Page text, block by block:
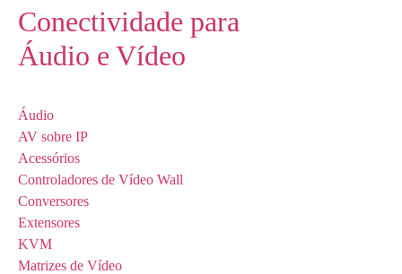
Conectividade para
Áudio e Vídeo
Áudio
AV sobre IP
Acessórios
Controladores de Vídeo Wall
Conversores
Extensores
KVM
Matrizes de Vídeo